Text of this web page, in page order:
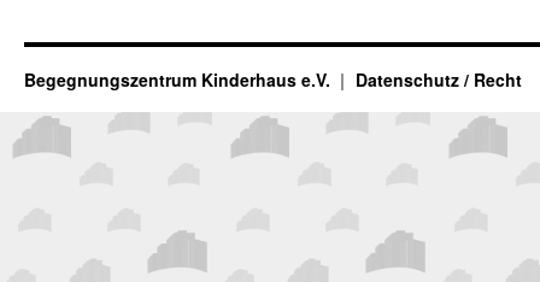
Begegnungszentrum Kinderhaus e.V. Datenschutz / Recht